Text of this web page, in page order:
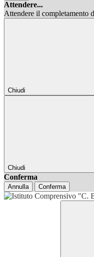
Attendere...
Attendere il completamento
Chiudi
Chiudi
Conferma
Annulla Conferma